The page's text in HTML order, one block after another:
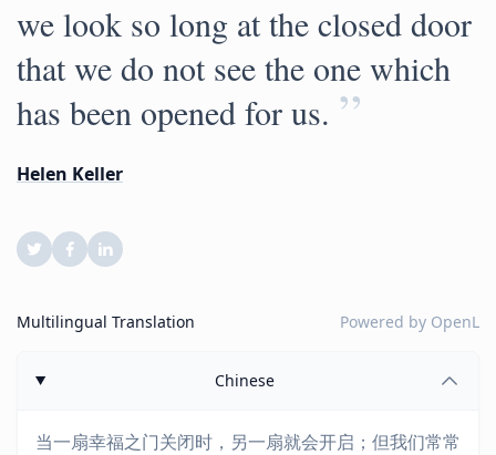
we look so long at the closed door
that we do not see the one which
has been opened for us. ”
Helen Keller
Multilingual Translation Powered by OpenL
Chinese
当一扇幸福之门关闭时，另一扇就会开启；但我们常常